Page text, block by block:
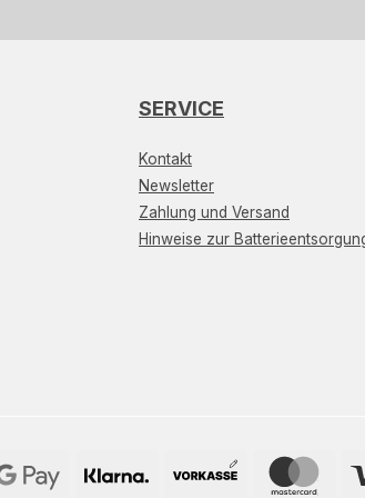
SERVICE
Kontakt
Newsletter
Zahlung und Versand
Hinweise zur